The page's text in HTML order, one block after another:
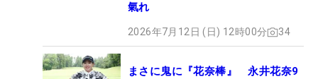
氣れ
2026年7月12日 (日) 12時00分 34
まさに鬼に『花奈棒』 永井花奈9